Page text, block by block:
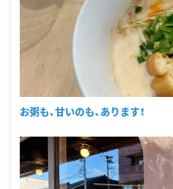
お粥も、甘いのも、あります！